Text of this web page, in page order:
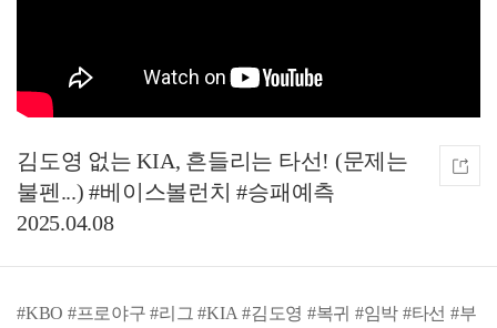
김도영 없는 KIA, 흔들리는 타선! (문제는
불펜...) #베이스볼런치 #승패예측
2025.04.08
#KBO #프로야구 #리그 #KIA #김도영 #복귀 #임박 #타선 #부